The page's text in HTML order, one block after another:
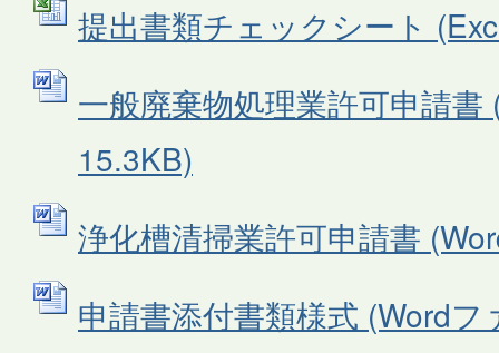
提出書類チェックシート
一般廃棄物処理業許可申請
15.3KB)
浄化槽清掃業許可申請書
申請書添付書類様式 (Word